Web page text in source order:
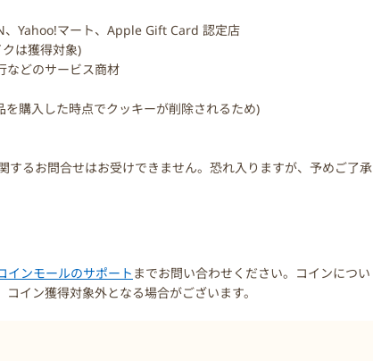
、Yahoo!マート、Apple Gift Card 認定店
は獲得対象)
などのサービス商材
購入した時点でクッキーが削除されるため)
るお問合せはお受けできません。恐れ入りますが、予めご了承
インモールのサポート までお問い合わせください。コインについ
イン獲得対象外となる場合がございます。